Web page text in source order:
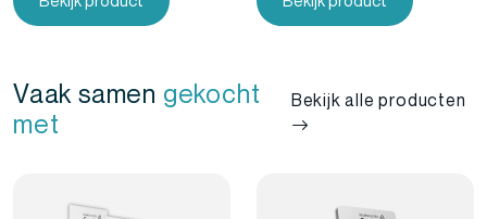
Vaak samen gekocht
met
Bekijk alle producten